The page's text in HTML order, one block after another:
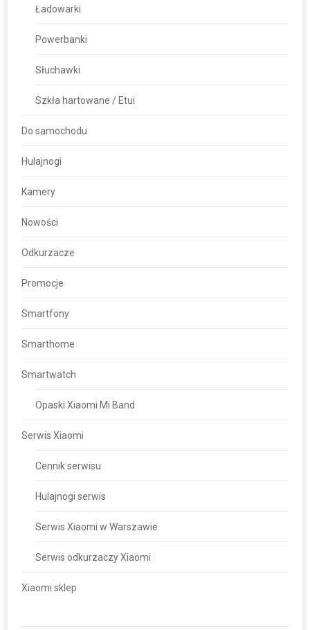
Ładowarki
Powerbanki
Słuchawki
Szkła hartowane / Etui
Do samochodu
Hulajnogi
Kamery
Nowości
Odkurzacze
Promocje
Smartfony
Smarthome
Smartwatch
Opaski Xiaomi Mi Band
Serwis Xiaomi
Cennik serwisu
Hulajnogi serwis
Serwis Xiaomi w Warszawie
Serwis odkurzaczy Xiaomi
Xiaomi sklep